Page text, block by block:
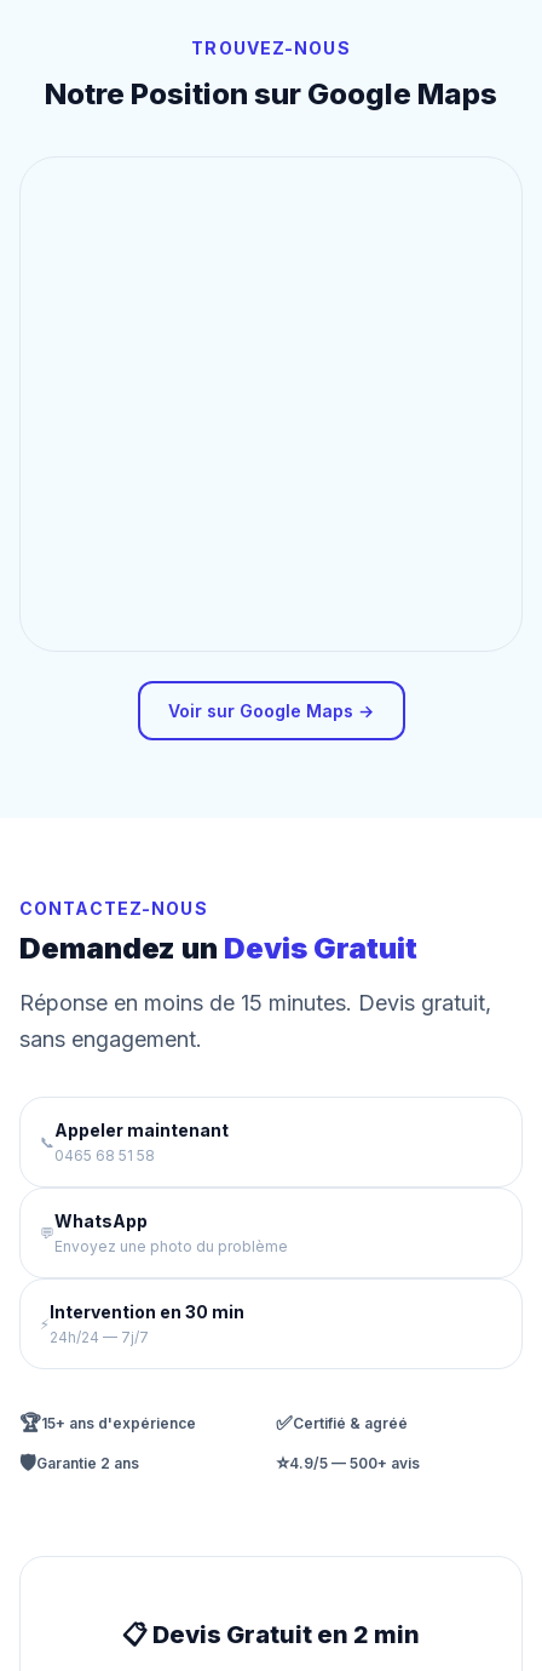
TROUVEZ-NOUS
Notre Position sur Google Maps
Voir sur Google Maps →
CONTACTEZ-NOUS
Demandez un Devis Gratuit
Réponse en moins de 15 minutes. Devis gratuit,
sans engagement.
📞
Appeler maintenant
0465 68 51 58
💬
WhatsApp
Envoyez une photo du problème
⚡
Intervention en 30 min
24h/24 — 7j/7
🏆15+ ans d'expérience ✅Certifié & agréé
🛡️Garantie 2 ans ⭐4.9/5 — 500+ avis
📋 Devis Gratuit en 2 min